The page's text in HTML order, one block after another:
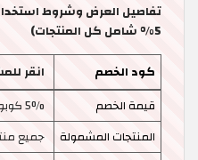
تفاصيل العرض وشروط
5% شامل كل المنتجات)
كود الخصم
انقر
قيمة الخصم
5% كوبون خصم
المنتجات المشمولة
جميع